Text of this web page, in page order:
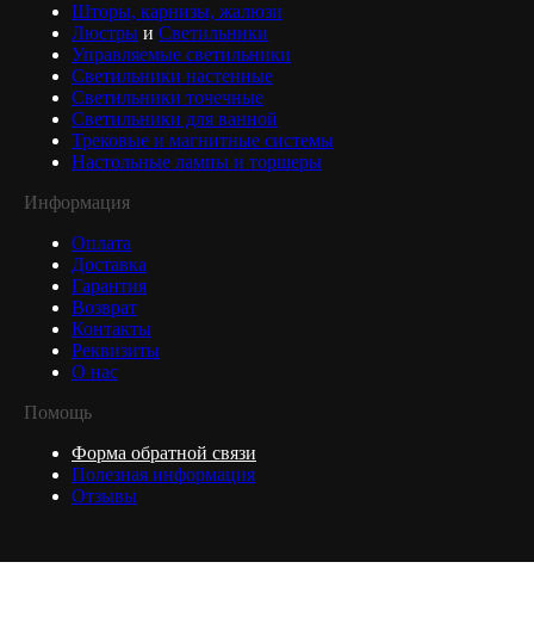
Шторы, карнизы, жалюзи
Люстры и Светильники
Управляемые светильники
Светильники настенные
Светильники точечные
Светильники для ванной
Трековые и магнитные системы
Настольные лампы и торшеры
Информация
Оплата
Доставка
Гарантия
Возврат
Контакты
Реквизиты
О нас
Помощь
Форма обратной связи
Полезная информация
Отзывы